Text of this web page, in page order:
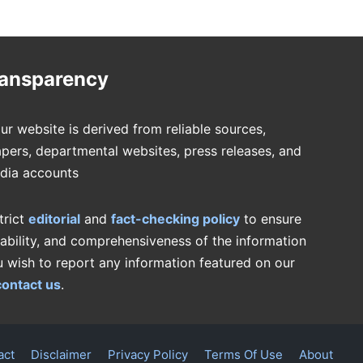
website is derived from reliable sources,
departmental websites, press releases, and
accounts
editorial and fact-checking policy to ensure
and comprehensiveness of the information
wish to report any information featured on our
us.
Disclaimer Privacy Policy Terms Of Use About